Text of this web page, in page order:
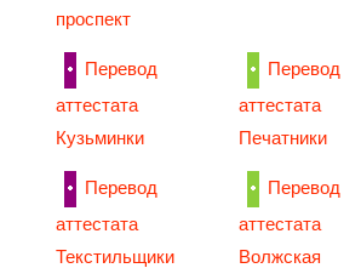
проспект
Перевод
аттестата
Кузьминки
Перевод
аттестата
Печатники
Перевод
аттестата
Текстильщики
Перевод
аттестата
Волжская